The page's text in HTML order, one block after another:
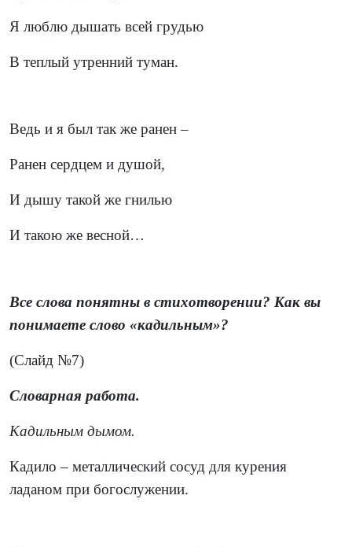
Я люблю дышать всей грудью
В теплый утренний туман.
Ведь и я был так же ранен –
Ранен сердцем и душой,
И дышу такой же гнилью
И такою же весной…
Все слова понятны в стихотворении? Как вы
понимаете слово «кадильным»?
(Слайд №7)
Словарная работа.
Кадильным дымом.
Кадило – металлический сосуд для курения
ладаном при богослужении.